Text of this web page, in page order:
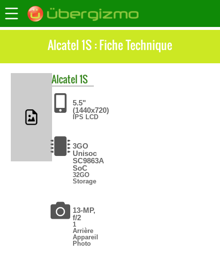
Alcatel 1S : Fiche Technique
Alcatel1S
5.5"
(1440x720)
IPS LCD
3GO
Unisoc
SC9863A
SoC
32GO
Storage
13-MP,
f/2
1
Arrière
Appareil
Photo